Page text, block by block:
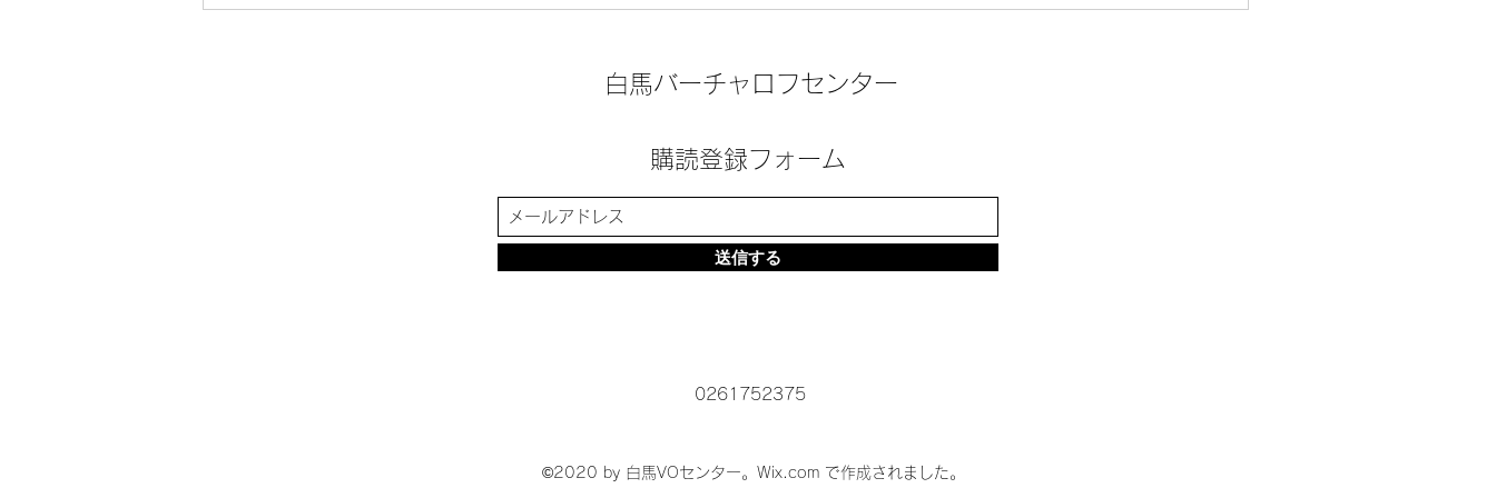
新商品追加「カッターマッ
白馬バーチャロフセンター
購読登録フォーム
送信する
0261752375
©2020 by 白馬VOセンター。Wix.com で作成されました。